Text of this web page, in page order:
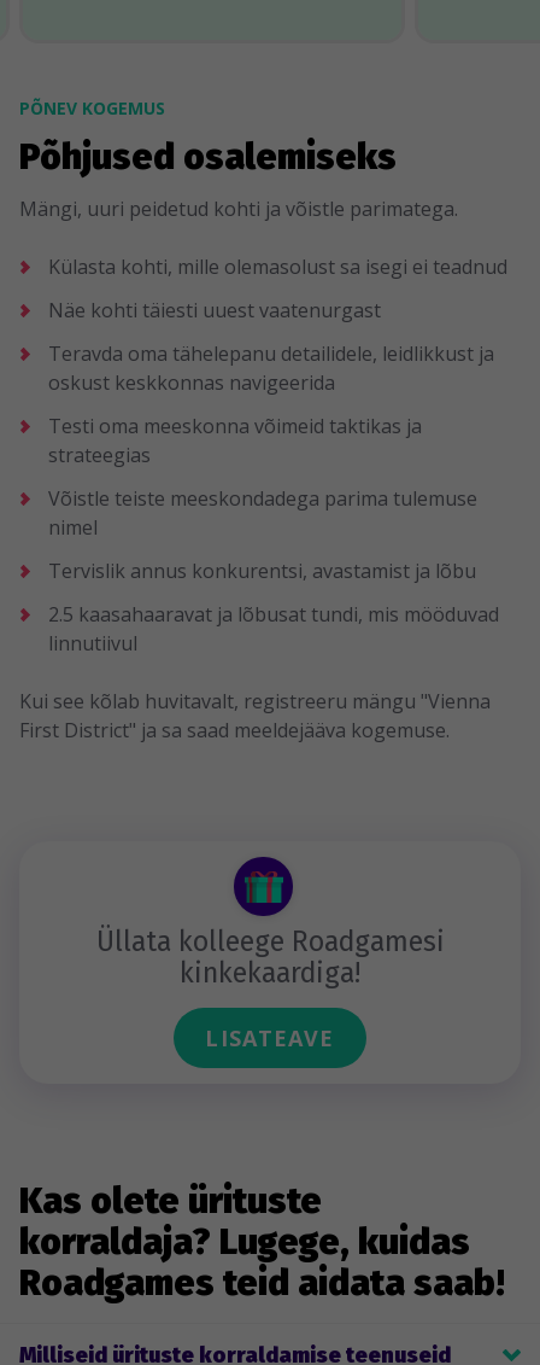
PÕNEV KOGEMUS
Põhjused osalemiseks
Mängi, uuri peidetud kohti ja võistle parimatega.
Külasta kohti, mille olemasolust sa isegi ei teadnud
Näe kohti täiesti uuest vaatenurgast
Teravda oma tähelepanu detailidele, leidlikkust ja
oskust keskkonnas navigeerida
Testi oma meeskonna võimeid taktikas ja
strateegias
Võistle teiste meeskondadega parima tulemuse
nimel
Tervislik annus konkurentsi, avastamist ja lõbu
2.5 kaasahaaravat ja lõbusat tundi, mis mööduvad
linnutiivul
Kui see kõlab huvitavalt, registreeru mängu "Vienna
First District" ja sa saad meeldejääva kogemuse.
Üllata kolleege Roadgamesi
kinkekaardiga!
LISATEAVE
Kas olete ürituste
korraldaja? Lugege, kuidas
Roadgames teid aidata saab!
Milliseid ürituste korraldamise teenuseid